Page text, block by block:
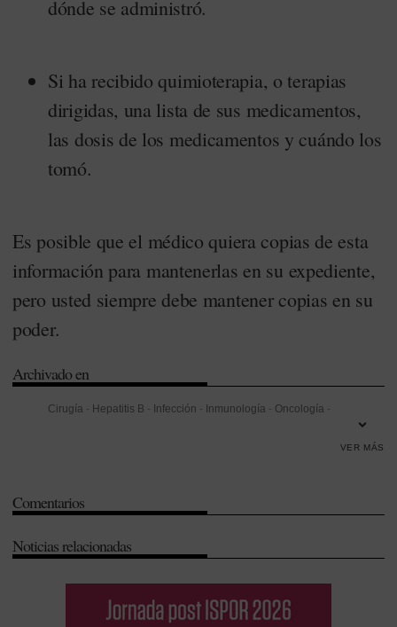
dónde se administró.
Si ha recibido quimioterapia, o terapias
dirigidas, una lista de sus medicamentos,
las dosis de los medicamentos y cuándo los
tomó.
Es posible que el médico quiera copias de esta
información para mantenerlas en su expediente,
pero usted siempre debe mantener copias en su
poder.
Archivado en
Cirugía - Hepatitis B - Infección - Inmunología - Oncología -
VER MÁS
Comentarios
Noticias relacionadas